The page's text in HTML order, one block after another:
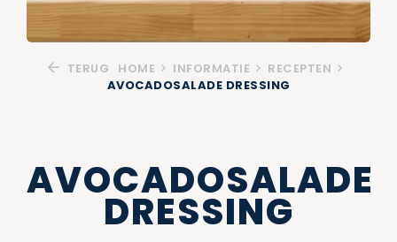
TERUG HOME INFORMATIE
RECEPTEN
AVOCADOSALADE DRESSING
AVOCADOSALADE
DRESSING